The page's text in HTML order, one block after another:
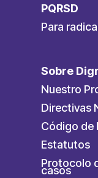
PQRSD
Para
Sobre
Nuestro
Directivas
Código de
Estatutos
Protocolo
casos